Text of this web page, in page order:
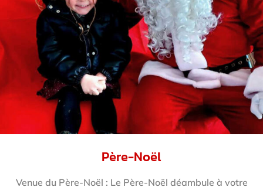
Père-Noël
Venue du Père-Noël : Le Père-Noël déambule à votre